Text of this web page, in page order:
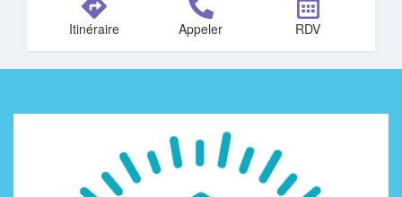
Itinéraire Appeler RDV